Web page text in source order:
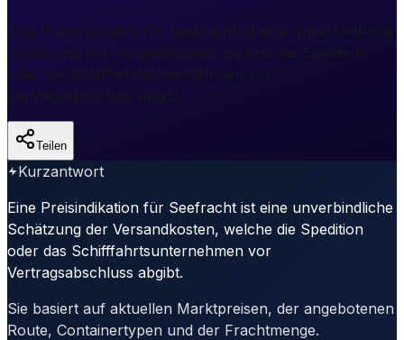
Eine Preisindikation für Seefracht ist eine unverbindliche
Schätzung der Versandkosten, welche die Spedition
oder das Schifffahrtsunternehmen vor
Vertragsabschluss abgibt.
Teilen
Kurzantwort
Eine Preisindikation für Seefracht ist eine unverbindliche
Schätzung der Versandkosten, welche die Spedition
oder das Schifffahrtsunternehmen vor
Vertragsabschluss abgibt.
Sie basiert auf aktuellen Marktpreisen, der angebotenen
Route, Containertypen und der Frachtmenge.